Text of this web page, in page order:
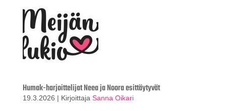
Humak-harjoittelijat Neea ja Noora esittäytyvät
19.3.2026 | Kirjoittaja Sanna Oikari